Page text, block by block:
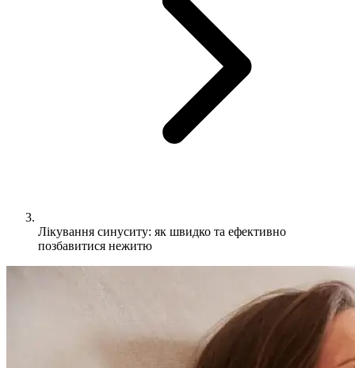
Лікування синуситу: як швидко та ефективно
позбавитися нежитю